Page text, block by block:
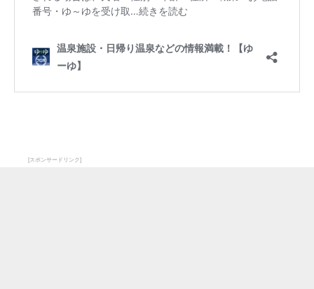
[スポンサードリンク]